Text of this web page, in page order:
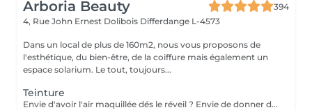
Arboria Beauty
394
4, Rue John Ernest Dolibois Differdange L-4573
Dans un local de plus de 160m2, nous vous proposons de
l'esthétique, du bien-être, de la coiffure mais également un
espace solarium. Le tout, toujours...
Teinture
Envie d'avoir l'air maquillée dés le réveil ? Envie de donner du caractère, de l'intensité à votre regard ? Envie d'un visage plus expressif ? Afin de mettre en valeur vos cils et vos sourcils naturels sans make up, optez pour la teinture ! La teinture donne un effet profond, fourni et plus intense. Elle est résistante à l'eau et dure jusqu'à 6 semaines. Elle ajoute brillance et éclat ; elle couvre les éventuels cils et sourcils grisonnants. Les yeux sont plus expressifs même sans maquillage